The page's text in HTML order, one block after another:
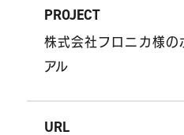
PROJECT
株式会社フロニカ様の
アル
URL